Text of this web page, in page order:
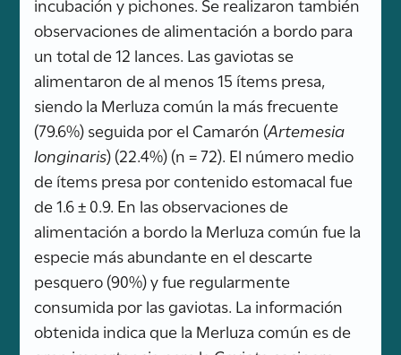
observaciones de alimentación a bordo para
un total de 12 lances. Las gaviotas se
alimentaron de al menos 15 ítems presa,
siendo la Merluza común la más frecuente
(79.6%) seguida por el Camarón (Artemesia
longinaris) (22.4%) (n = 72). El número medio
de ítems presa por contenido estomacal fue
de 1.6 ± 0.9. En las observaciones de
alimentación a bordo la Merluza común fue la
especie más abundante en el descarte
pesquero (90%) y fue regularmente
consumida por las gaviotas. La información
obtenida indica que la Merluza común es de